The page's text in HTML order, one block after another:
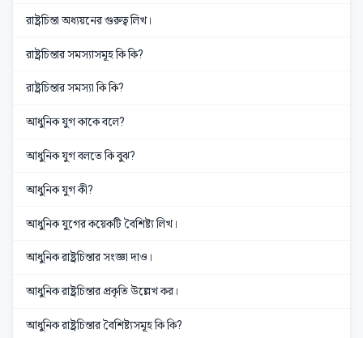
রাষ্ট্রচিন্তা অধ্যয়নের গুরুত্ব লিখ।
রাষ্ট্রচিন্তার সমস্যাসমূহ কি কি?
রাষ্ট্রচিন্তার সমস্যা কি কি?
আধুনিক যুগ কাকে বলে?
আধুনিক যুগ বলতে কি বুঝ?
আধুনিক যুগ কী?
আধুনিক যুগের কয়েকটি বৈশিষ্ট্য লিখ।
আধুনিক রাষ্ট্রচিন্তার সংজ্ঞা দাও।
আধুনিক রাষ্ট্রচিন্তার প্রকৃতি উল্লেখ কর।
আধুনিক রাষ্ট্রচিন্তার বৈশিষ্ট্যসমূহ কি কি?